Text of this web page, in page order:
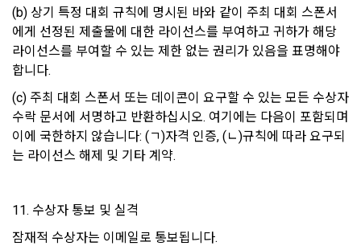
다. 다만, 청약철회에 관하여 「전자상거래 등에서의 소비자보
호에 관한 법률」에 달리 정함이 있는 경우에는 동 법 규정에 따
른다.
2. 이용자는 재화 및 서비스 등을 제공받은 경우 다음 각 호에 해
당하는 경우에는 청약철회를 할 수 없다.
가. 이용자의 사용 또는 일부 소비에 의하여 재화 및 서비스 등의
가치가 현저히 감소한 경우
3. 제2항 제’나’호 경우에 “사이트”가 사전에 청약철회 등이 제한
4. 이용자는 제1항 및 제2항의 규정에 불구하고 재화 및 서비스
등의 내용이 표시·광고 내용과 다르거나 계약내용과 다르게 이
1) 상법 등 관계법령의 규정에 의하여 보존할 필요가 있는 경우
법령에서 규정한 보존기간 동안 거래내역과 최소한의 기본정보
를 보유합니다. 이 경우 회사는 보관하는 정보를 그 보관의 목적
으로만 이용합니다.
① 계약 또는 청약철회 등에 관한 기록: 5년
② 대금결제 및 재화 등의 공급에 관한 기록: 5년
⑤ 웹사이트 방문기록(로그인 기록, 접속기록): 1년
(b) 상기 특정 대회 규칙에 명시된 바와 같이 주최 대회 스폰서
에게 선정된 제출물에 대한 라이선스를 부여하고 귀하가 해당
라이선스를 부여할 수 있는 제한 없는 권리가 있음을 표명해야
합니다.
(c) 주최 대회 스폰서 또는 데이콘이 요구할 수 있는 모든 수상자
수락 문서에 서명하고 반환하십시오. 여기에는 다음이 포함되며
이에 국한하지 않습니다: (ㄱ)자격 인증, (ㄴ)규칙에 따라 요구되
는 라이선스 해제 및 기타 계약.
11. 수상자 통보 및 실격
잠재적 수상자는 이메일로 통보됩니다.